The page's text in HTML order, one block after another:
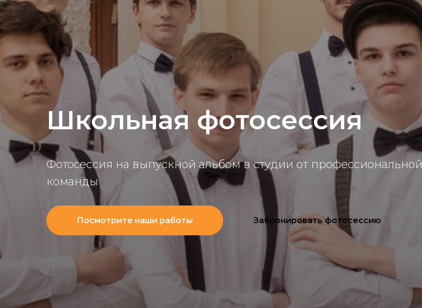
Школьная фотосессия
Фотосессия на выпускной альбом в студии от профессиональной
команды
Посмотрите наши работы Забронировать фотосессию